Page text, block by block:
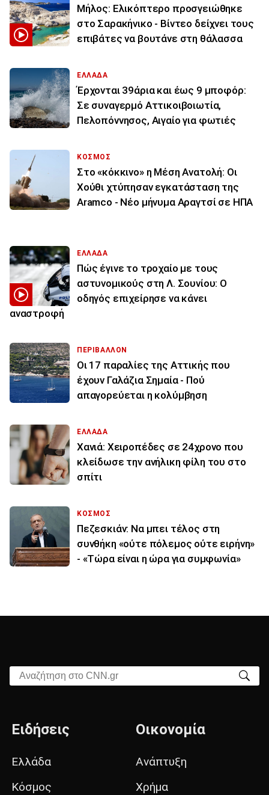
Μήλος: Ελικόπτερο προσγειώθηκε
στο Σαρακήνικο - Βίντεο δείχνει τους
επιβάτες να βουτάνε στη θάλασσα
ΕΛΛΑΔΑ
Έρχονται 39άρια και έως 9 μποφόρ:
Σε συναγερμό Αττικοιβοιωτία,
Πελοπόννησος, Αιγαίο για φωτιές
ΚΟΣΜΟΣ
Στο «κόκκινο» η Μέση Ανατολή: Οι
Χούθι χτύπησαν εγκατάσταση της
Aramco - Νέο μήνυμα Αραγτσί σε ΗΠΑ
ΕΛΛΑΔΑ
Πώς έγινε το τροχαίο με τους
αστυνομικούς στη Λ. Σουνίου: Ο
οδηγός επιχείρησε να κάνει
αναστροφή
ΠΕΡΙΒΑΛΛΟΝ
Οι 17 παραλίες της Αττικής που
έχουν Γαλάζια Σημαία - Πού
απαγορεύεται η κολύμβηση
ΕΛΛΑΔΑ
Χανιά: Χειροπέδες σε 24χρονο που
κλείδωσε την ανήλικη φίλη του στο
σπίτι
ΚΟΣΜΟΣ
Πεζεσκιάν: Να μπει τέλος στη
συνθήκη «ούτε πόλεμος ούτε ειρήνη»
- «Τώρα είναι η ώρα για συμφωνία»
Αναζήτηση στο CNN.gr
Ειδήσεις
Ελλάδα
Κόσμος
Οικονομία
Ανάπτυξη
Χρήμα